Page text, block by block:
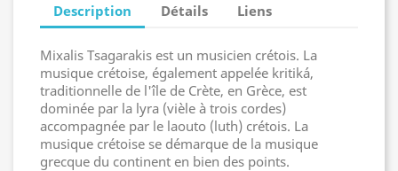
Description Détails Liens
Mixalis Tsagarakis est un musicien crétois. La
musique crétoise, également appelée kritiká,
traditionnelle de l'île de Crète, en Grèce, est
dominée par la lyra (vièle à trois cordes)
accompagnée par le laouto (luth) crétois. La
musique crétoise se démarque de la musique
grecque du continent en bien des points.